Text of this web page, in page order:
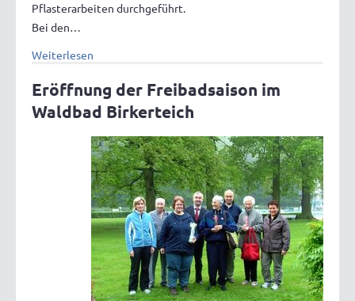
Pflasterarbeiten durchgeführt.
Bei den…
Weiterlesen
Eröffnung der Freibadsaison im
Waldbad Birkerteich